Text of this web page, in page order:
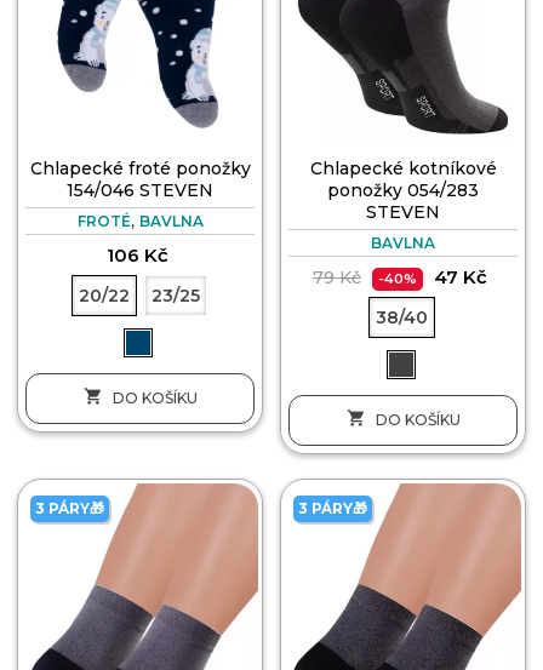
Chlapecké froté ponožky
154/046 STEVEN
FROTÉ, BAVLNA
106 Kč
20/22 23/25
 DO KOŠÍKU
Chlapecké kotníkové
ponožky 054/283
STEVEN
BAVLNA
79 Kč -40% 47 Kč
38/40
 DO KOŠÍKU
3 PÁRY🎁 3 PÁRY🎁